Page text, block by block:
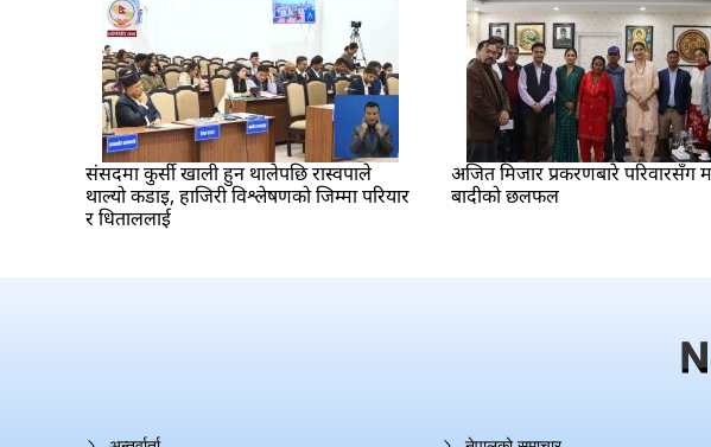
संसदमा कुर्सी खाली हुन थालेपछि रास्वपाले
थाल्यो कडाइ, हाजिरी विश्लेषणको जिम्मा परियार
र धिताललाई
अजित मिजार प्रकरणबारे परिवारसँग
बादीको छलफल